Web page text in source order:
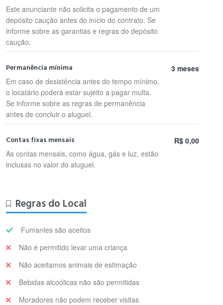
Este anunciante não solicita o pagamento de um
depósito caução antes do início do contrato. Se
informe sobre as garantias e regras do depósito
caução.
Permanência mínima
Em caso de desistência antes do tempo mínimo,
o locatário poderá estar sujeito a pagar multa.
Se informe sobre as regras de permanência
antes de concluir o aluguel.
3 meses
Contas fixas mensais
As contas mensais, como água, gás e luz, estão
inclusas no valor do aluguel.
R$ 0,00
Regras do Local
Fumantes são aceitos
Não é permitido levar uma criança
Não aceitamos animais de estimação
Bebidas alcoólicas não são permitidas
Moradores não podem receber visitas